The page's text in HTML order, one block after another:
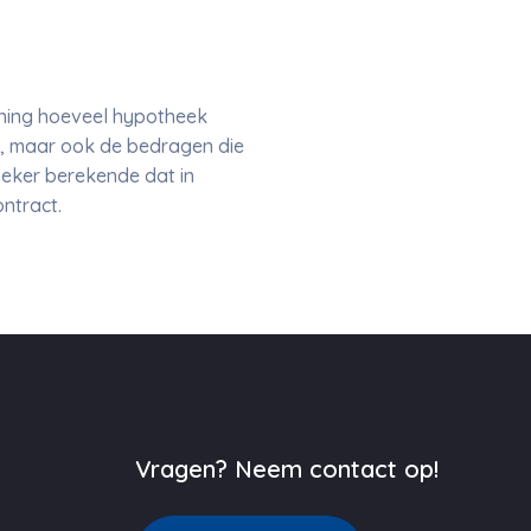
hoeveel hypotheek
maar ook de bedragen die
berekende dat in
Vragen? Neem contact op!